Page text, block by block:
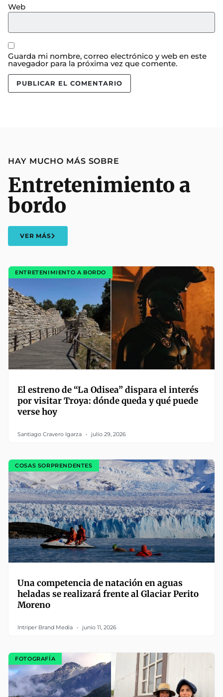
Web
Guarda mi nombre, correo electrónico y web en este
navegador para la próxima vez que comente.
HAY MUCHO MÁS SOBRE
Entretenimiento a
bordo
VER MÁS
ENTRETENIMIENTO A BORDO
El estreno de “La Odisea” dispara el interés
por visitar Troya: dónde queda y qué puede
verse hoy
Santiago Cravero Igarza julio 29, 2026
COSAS SORPRENDENTES
Una competencia de natación en aguas
heladas se realizará frente al Glaciar Perito
Moreno
Intriper Brand Media junio 11, 2026
FOTOGRAFÍA